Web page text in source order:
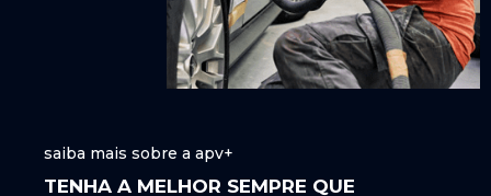
saiba mais sobre a apv+
TENHA A MELHOR SEMPRE QUE